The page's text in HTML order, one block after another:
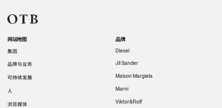
网站地图
集团
品牌与业务
可持续发展
人
浏览媒体
品牌
Diesel
Jil Sander
Maison Margiela
Marni
Viktor&Rolf